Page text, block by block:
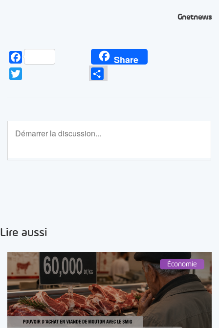
Gnetnews
Facebook Share
Partager
Lire aussi
Économie